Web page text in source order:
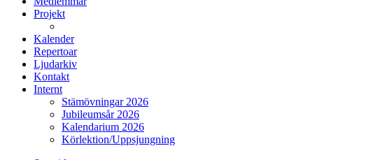
Projekt
Kalender
Repertoar
Ljudarkiv
Kontakt
Internt
Stämövningar 2026
Jubileumsår 2026
Kalendarium 2026
Körlektion/Uppsjungning